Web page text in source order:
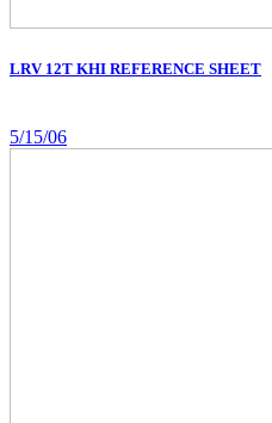
LRV 12T KHI REFERENCE SHEET
5/15/06